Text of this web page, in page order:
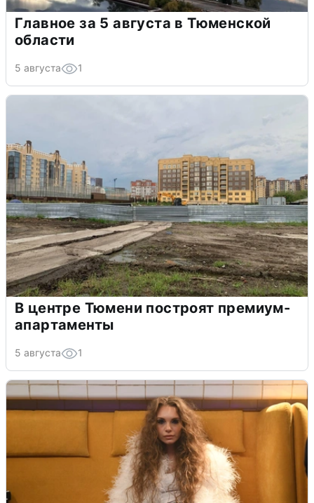
Главное за 5 августа в Тюменской
области
5 августа 1
В центре Тюмени построят премиум-
апартаменты
5 августа 1